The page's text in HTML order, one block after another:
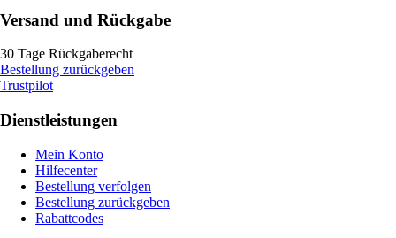
Versand und Rückgabe
30 Tage Rückgaberecht
Bestellung zurückgeben
Trustpilot
Dienstleistungen
Mein Konto
Hilfecenter
Bestellung verfolgen
Bestellung zurückgeben
Rabattcodes